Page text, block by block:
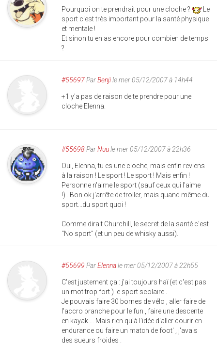
Pourquoi on te prendrait pour une cloche ?
Le
sport c'est très important pour la santé physique
et mentale !
Et sinon tu en as encore pour combien de temps
?
#55697ParBenjile mer 05/12/2007 à 14h44
+1 y'a pas de raison de te prendre pour une
cloche Elenna.
#55698ParNuule mer 05/12/2007 à 22h36
Oui, Elenna, tu es une cloche, mais enfin reviens
à la raison ! Le sport ! Le sport ! Mais enfin !
Personne n'aime le sport (sauf ceux qui l'aime
!)...Bon ok j'arrête de troller, mais quand même du
sport...du sport quoi !
Comme dirait Churchill, le secret de la santé c'est
"No sport" (et un peu de whisky aussi).
#55699 ParElennale mer 05/12/2007 à 22h55
C'est justement ça : j'ai toujours haï (et c'est pas
un mot trop fort ) le sport scolaire .
Je pouvais faire 30 bornes de vélo , aller faire de
l'accro branche pour le fun , faire une descente
en kayak ... Mais rien qu'à l'idée d'aller courir en
endurance ou faire un match de foot' , j'avais
des sueurs froides .